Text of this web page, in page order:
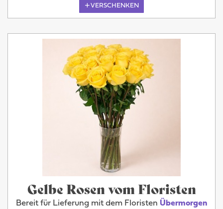
VERSCHENKEN
Gelbe Rosen vom Floristen
Bereit für Lieferung mit dem Floristen Übermorgen